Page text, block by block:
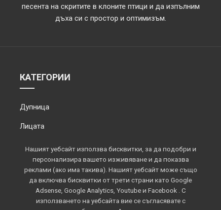
Нашият уебсайт използва бисквитки, за да подобри и
персонализира вашето изживяване и да показва
реклами (ако има такива). Нашият уебсайт може също
да включва бисквитки от трети страни като Google
Adsense, Google Analytics, Youtube и Facebook . С
използването на уебсайта вие се съгласявате с
песента на скритите в клоните птици и да изпълним
дъха си с простор и оптимизъм.
КАТЕГОРИИ
Дупница
Лицата
Обектив
Околията
Площадът
Спорт